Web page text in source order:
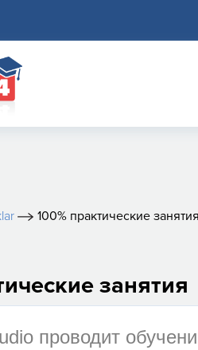
100% практические занятия
занятия
проводит